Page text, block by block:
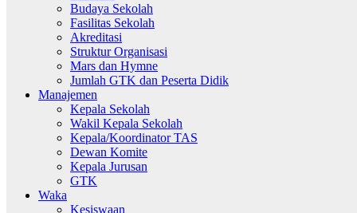
Budaya Sekolah
Fasilitas Sekolah
Akreditasi
Struktur Organisasi
Mars dan Hymne
Jumlah GTK dan Peserta Didik
Manajemen
Kepala Sekolah
Wakil Kepala Sekolah
Kepala/Koordinator TAS
Dewan Komite
Kepala Jurusan
GTK
Waka
Kesiswaan